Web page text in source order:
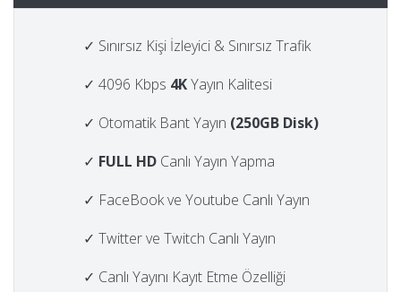
✓ Sınırsız Kişi İzleyici & Sınırsız Trafik
✓ 4096 Kbps 4KYayın Kalitesi
✓ Otomatik Bant Yayın (250GB Disk)
✓ FULL HD Canlı Yayın Yapma
✓ FaceBook ve Youtube Canlı Yayın
✓ Twitter ve Twitch Canlı Yayın
✓ Canlı Yayını Kayıt Etme Özelliği